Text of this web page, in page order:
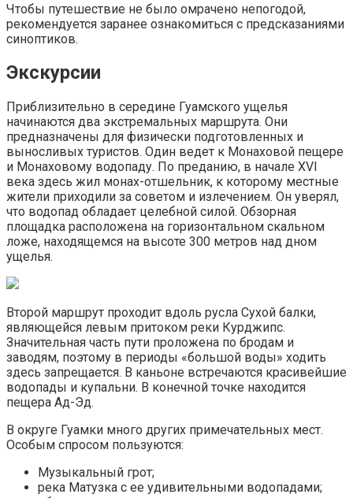
Чтобы путешествие не было омрачено непогодой,
рекомендуется заранее ознакомиться с предсказаниями
синоптиков.
Экскурсии
Приблизительно в середине Гуамского ущелья
начинаются два экстремальных маршрута. Они
предназначены для физически подготовленных и
выносливых туристов. Один ведет к Монаховой пещере
и Монаховому водопаду. По преданию, в начале XVI
века здесь жил монах-отшельник, к которому местные
жители приходили за советом и излечением. Он уверял,
что водопад обладает целебной силой. Обзорная
площадка расположена на горизонтальном скальном
ложе, находящемся на высоте 300 метров над дном
ущелья.
Второй маршрут проходит вдоль русла Сухой балки,
являющейся левым притоком реки Курджипс.
Значительная часть пути проложена по бродам и
заводям, поэтому в периоды «большой воды» ходить
здесь запрещается. В каньоне встречаются красивейшие
водопады и купальни. В конечной точке находится
пещера Ад-Эд.
В округе Гуамки много других примечательных мест.
Особым спросом пользуются:
Музыкальный грот;
река Матузка с ее удивительными водопадами;